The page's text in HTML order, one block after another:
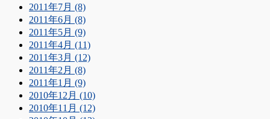
2011年7月 (8)
2011年6月 (8)
2011年5月 (9)
2011年4月 (11)
2011年3月 (12)
2011年2月 (8)
2011年1月 (9)
2010年12月 (10)
2010年11月 (12)